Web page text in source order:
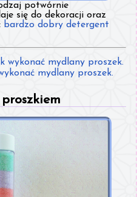
potwórnie
się do dekoracji oraz
bardzo dobry detergent
wykonać mydlany proszek.
mydlany proszek.